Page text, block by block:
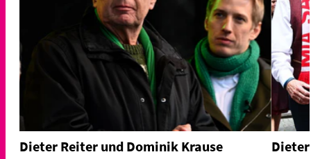
Dieter Reiter und Dominik Krause